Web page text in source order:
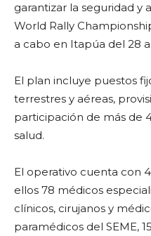
garantizar la seguridad y
World Rally
a cabo en Itapúa del 28
El plan incluye puestos
terrestres y aéreas,
participación de más de
salud.
El operativo cuenta con
ellos 78 médicos
clínicos, cirujanos y
paramédicos del SEME,